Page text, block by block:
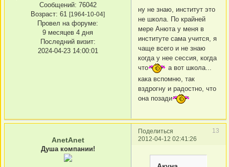
Сообщений: 76042
Возраст: 61 [1964-10-04]
Провел на форуме:
9 месяцев 4 дня
Последний визит:
2024-04-23 14:00:01
ну не знаю, институт это
не школа. По крайней
мере Анюта у меня в
институте сама учится, я
чаще всего и не знаю
когда у нее сессия, когда
что
а вот школа...
кака вспомню, так
вздрогну и радостно, что
она позади
Поделиться
13
2012-04-12 02:41:26
AnetAnet
Душа компании!